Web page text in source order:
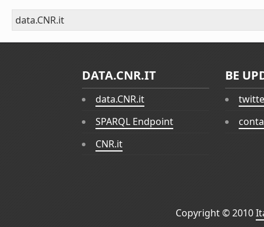
data.CNR.it
DATA.CNR.IT
data.CNR.it
SPARQL Endpoint
CNR.it
BE
Copyright © 2010